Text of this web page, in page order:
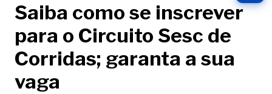
Saiba como se inscrever
para o Circuito Sesc de
Corridas; garanta a sua
vaga